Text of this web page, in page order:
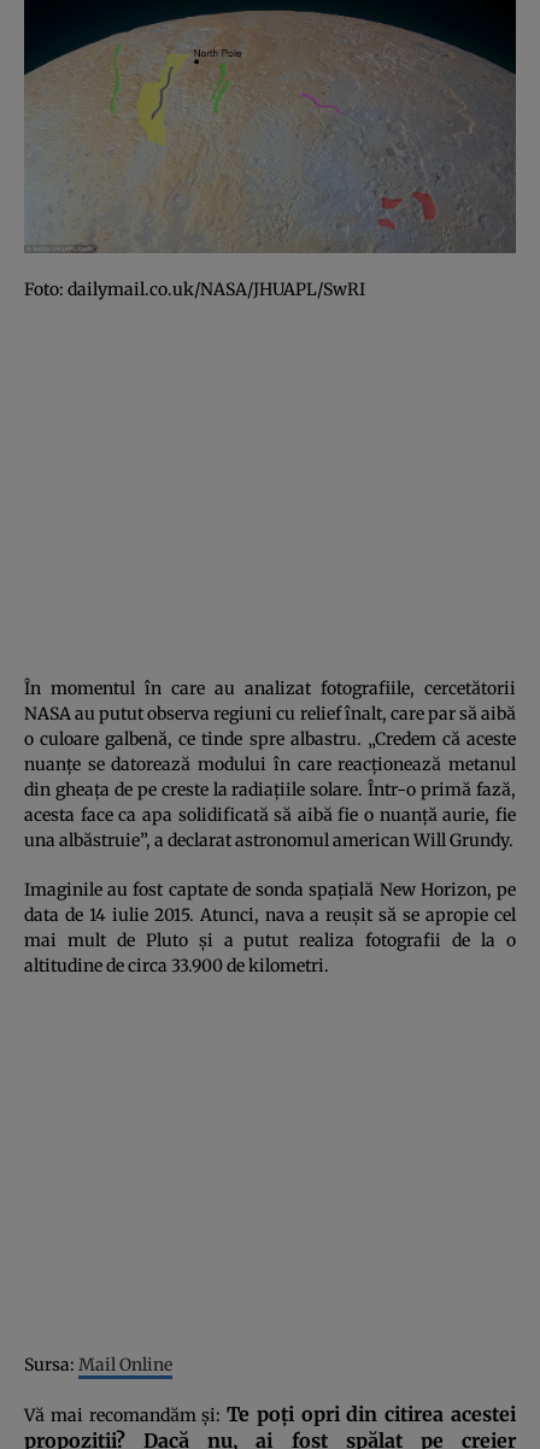
Foto: dailymail.co.uk/NASA/JHUAPL/SwRI
În momentul în care au analizat fotografiile, cercetătorii
NASA au putut observa regiuni cu relief înalt, care par să aibă
o culoare galbenă, ce tinde spre albastru. „Credem că aceste
nuanţe se datorează modului în care reacţionează metanul
din gheaţa de pe creste la radiaţiile solare. Într-o primă fază,
acesta face ca apa solidificată să aibă fie o nuanţă aurie, fie
una albăstruie”, a declarat astronomul american Will Grundy.
Imaginile au fost captate de sonda spaţială New Horizon, pe
data de 14 iulie 2015. Atunci, nava a reuşit să se apropie cel
mai mult de Pluto şi a putut realiza fotografii de la o
altitudine de circa 33.900 de kilometri.
Sursa: Mail Online
Vă mai recomandăm şi:Te poţi opri din citirea acestei
propoziţii? Dacă nu, ai fost spălat pe creier